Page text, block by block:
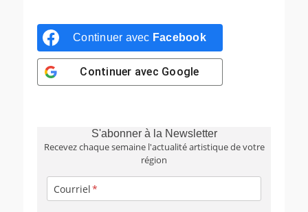
Continuer avec Facebook
Continuer avec Google
S'abonner à la Newsletter
Recevez chaque semaine l'actualité artistique de votre
région
Courriel